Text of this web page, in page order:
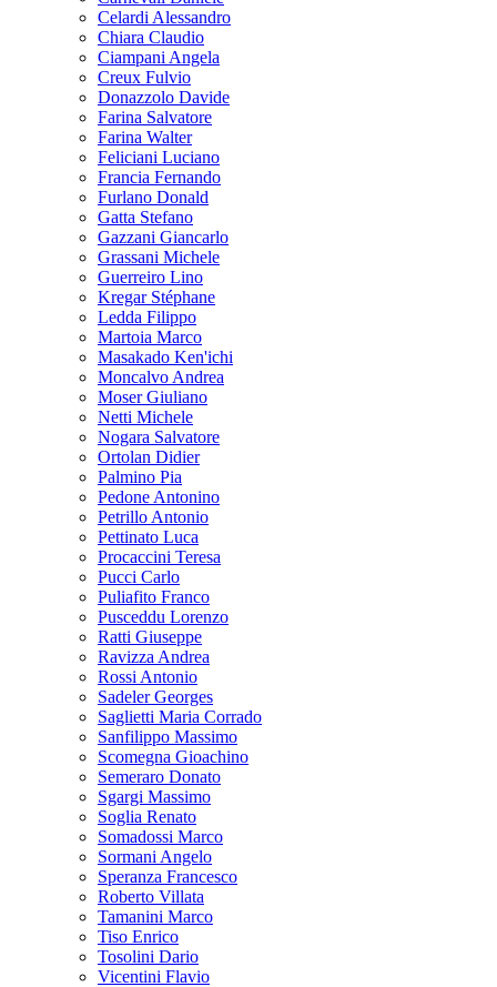
Celardi Alessandro
Chiara Claudio
Ciampani Angela
Creux Fulvio
Donazzolo Davide
Farina Salvatore
Farina Walter
Feliciani Luciano
Francia Fernando
Furlano Donald
Gatta Stefano
Gazzani Giancarlo
Grassani Michele
Guerreiro Lino
Kregar Stéphane
Ledda Filippo
Martoia Marco
Masakado Ken'ichi
Moncalvo Andrea
Moser Giuliano
Netti Michele
Nogara Salvatore
Ortolan Didier
Palmino Pia
Pedone Antonino
Petrillo Antonio
Pettinato Luca
Procaccini Teresa
Pucci Carlo
Puliafito Franco
Pusceddu Lorenzo
Ratti Giuseppe
Ravizza Andrea
Rossi Antonio
Sadeler Georges
Saglietti Maria Corrado
Sanfilippo Massimo
Scomegna Gioachino
Semeraro Donato
Sgargi Massimo
Soglia Renato
Somadossi Marco
Sormani Angelo
Speranza Francesco
Roberto Villata
Tamanini Marco
Tiso Enrico
Tosolini Dario
Vicentini Flavio